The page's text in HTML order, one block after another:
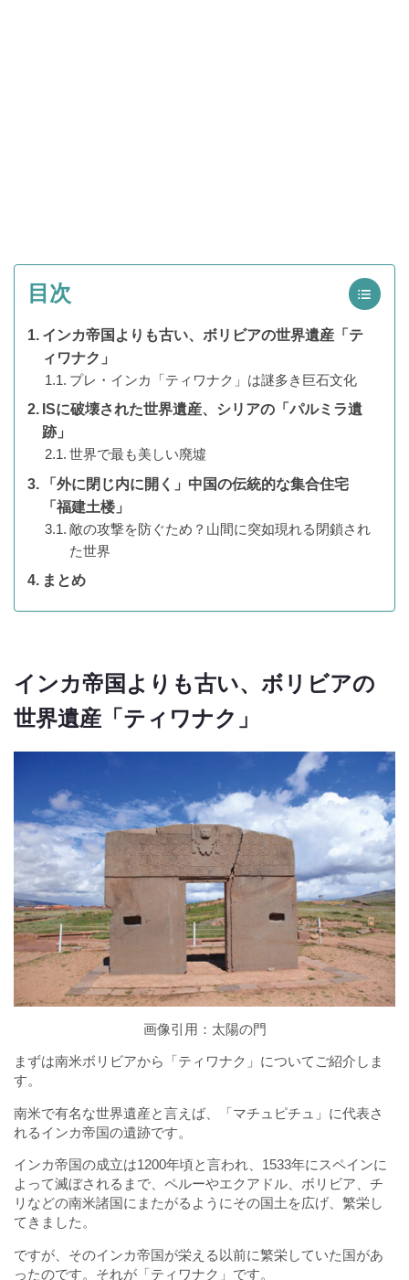
目次
インカ帝国よりも古い、ボリビアの世界遺産「テ
ィワナク」
プレ・インカ「ティワナク」は謎多き巨石文化
ISに破壊された世界遺産、シリアの「パルミラ遺
跡」
世界で最も美しい廃墟
「外に閉じ内に開く」中国の伝統的な集合住宅
「福建土楼」
敵の攻撃を防ぐため？山間に突如現れる閉鎖され
た世界
まとめ
インカ帝国よりも古い、ボリビアの
世界遺産「ティワナク」
画像引用： 太陽の門
まずは南米ボリビアから「ティワナク」についてご紹介しま
す。
南米で有名な世界遺産と言えば、「マチュピチュ」に代表さ
れるインカ帝国の遺跡です。
インカ帝国の成立は1200年頃と言われ、1533年にスペインに
よって滅ぼされるまで、ペルーやエクアドル、ボリビア、チ
リなどの南米諸国にまたがるようにその国土を広げ、繁栄し
てきました。
ですが、そのインカ帝国が栄える以前に繁栄していた国があ
ったのです。それが「ティワナク」です。